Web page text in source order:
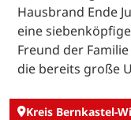
Hausbrand Ende
eine
Freund der
die bereits große
Kreis Bernkastel-